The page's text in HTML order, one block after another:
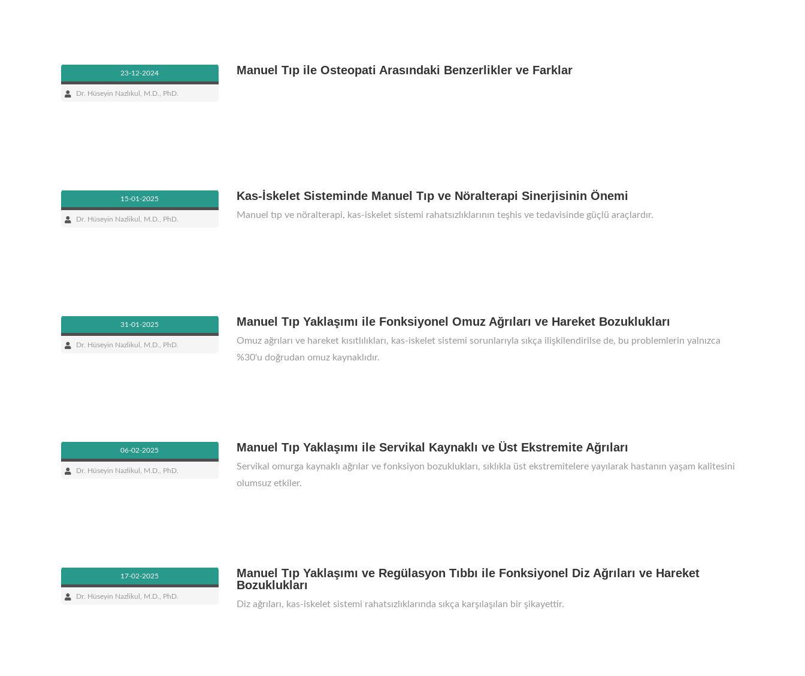
23-12-2024
Dr. Hüseyin Nazlıkul, M.D., PhD.
Manuel Tıp ile Osteopati Arasındaki Benzerlikler ve Farklar
15-01-2025
Dr. Hüseyin Nazlikul, M.D., PhD.
Kas-İskelet Sisteminde Manuel Tıp ve Nöralterapi Sinerjisinin Önemi
Manuel tıp ve nöralterapi, kas-iskelet sistemi rahatsızlıklarının teşhis ve tedavisinde güçlü araçlardır.
31-01-2025
Dr. Hüseyin Nazlikul, M.D., PhD.
Manuel Tıp Yaklaşımı ile Fonksiyonel Omuz Ağrıları ve Hareket Bozuklukları
Omuz ağrıları ve hareket kısıtlılıkları, kas-iskelet sistemi sorunlarıyla sıkça ilişkilendirilse de, bu problemlerin yalnızca
%30'u doğrudan omuz kaynaklıdır.
06-02-2025
Dr. Hüseyin Nazlikul, M.D., PhD.
Manuel Tıp Yaklaşımı ile Servikal Kaynaklı ve Üst Ekstremite Ağrıları
Servikal omurga kaynaklı ağrılar ve fonksiyon bozuklukları, sıklıkla üst ekstremitelere yayılarak hastanın yaşam kalitesini
olumsuz etkiler.
17-02-2025
Dr. Hüseyin Nazlikul, M.D., PhD.
Manuel Tıp Yaklaşımı ve Regülasyon Tıbbı ile Fonksiyonel Diz Ağrıları ve Hareket
Bozuklukları
Diz ağrıları, kas-iskelet sistemi rahatsızlıklarında sıkça karşılaşılan bir şikayettir.